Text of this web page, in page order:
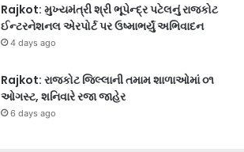
Rajkot: મુખ્યમંત્રી શ્રી ભૂપેન્દ્ર પટેલનું રાજકોટ
ઈન્ટરનેશનલ એરપોર્ટ પર ઉષ્માભર્યું અભિવાદન
4 days ago
Rajkot: રાજકોટ જિલ્લાની તમામ શાળાઓમાં ૦૧
ઓગસ્ટ, શનિવારે રજા જાહેર
6 days ago